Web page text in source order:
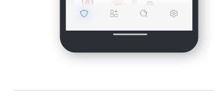
videoer
Tillat alle
for å gi
til bildene og videoene dine.
påTillat begrenset tilgang.